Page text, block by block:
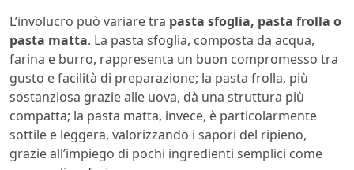
L’involucro può variare tra pasta sfoglia, pasta frolla o
pasta matta. La pasta sfoglia, composta da acqua,
farina e burro, rappresenta un buon compromesso tra
gusto e facilità di preparazione; la pasta frolla, più
sostanziosa grazie alle uova, dà una struttura più
compatta; la pasta matta, invece, è particolarmente
sottile e leggera, valorizzando i sapori del ripieno,
grazie all’impiego di pochi ingredienti semplici come